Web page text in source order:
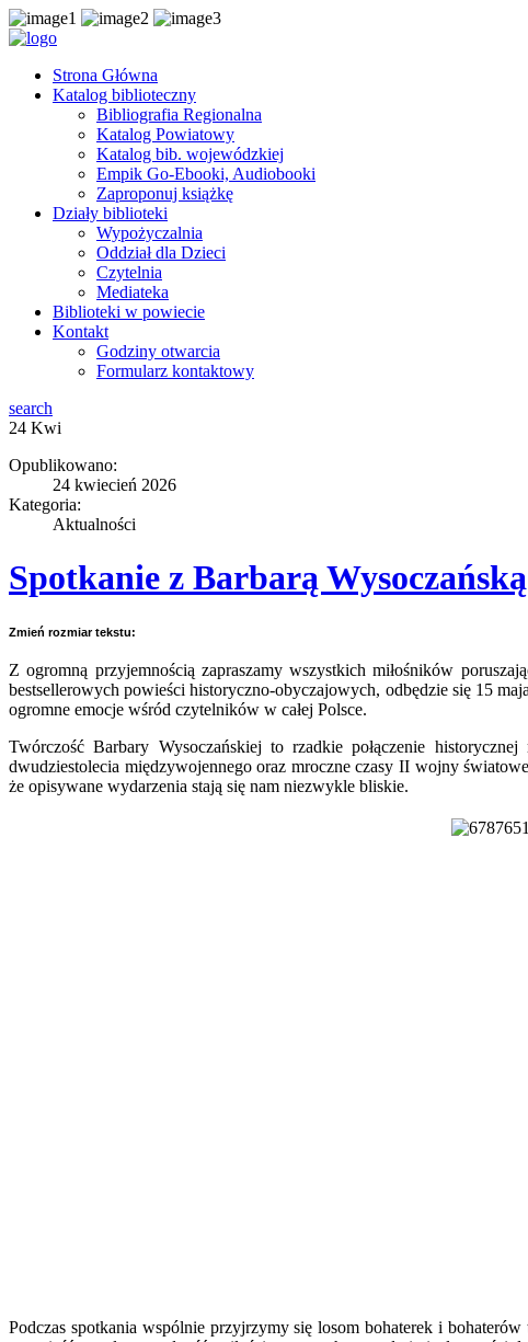
Strona Główna
Katalog biblioteczny
Bibliografia Regionalna
Katalog Powiatowy
Katalog bib. wojewódzkiej
Empik Go-Ebooki, Audiobooki
Zaproponuj książkę
Działy biblioteki
Wypożyczalnia
Oddział dla Dzieci
Czytelnia
Mediateka
Biblioteki w powiecie
Kontakt
Godziny otwarcia
Formularz kontaktowy
search
24 Kwi
Opublikowano:
24 kwiecień 2026
Kategoria:
Aktualności
Spotkanie z Barbarą Wysoczańską
Zmień rozmiar tekstu:
Z ogromną przyjemnością zapraszamy wszystkich miłośników
bestsellerowych powieści historyczno-obyczajowych, odbędzie się 15
ogromne emocje wśród czytelników w całej Polsce.
Twórczość Barbary Wysoczańskiej to rzadkie połączenie
dwudziestolecia międzywojennego oraz mroczne czasy II wojny
że opisywane wydarzenia stają się nam niezwykle bliskie.
Podczas spotkania wspólnie przyjrzymy się losom bohaterek i